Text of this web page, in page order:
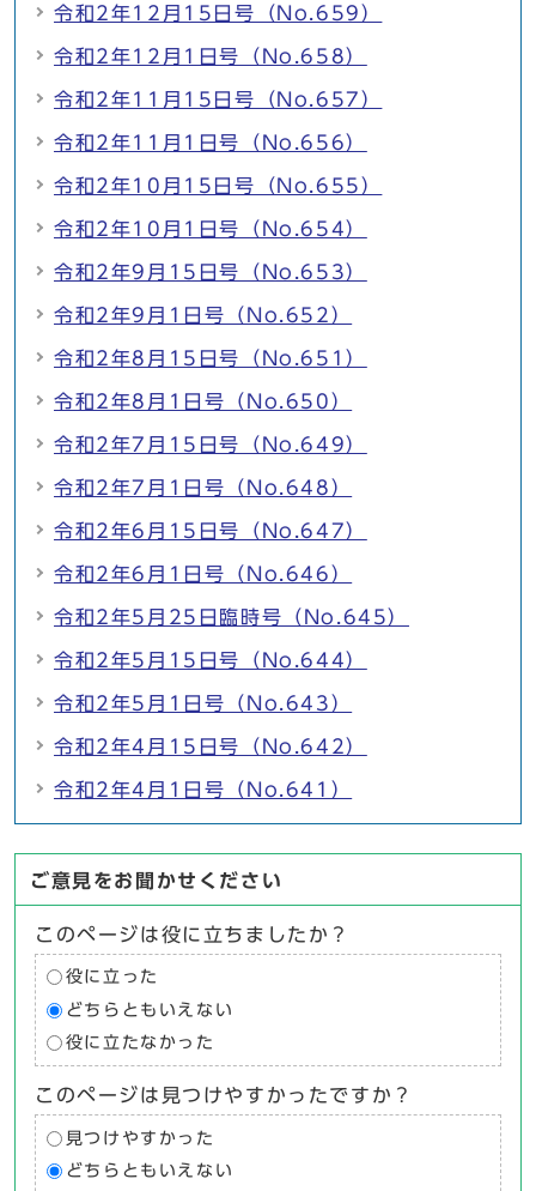
令和2年12月15日号（No.659）
令和2年12月1日号（No.658）
令和2年11月15日号（No.657）
令和2年11月1日号（No.656）
令和2年10月15日号（No.655）
令和2年10月1日号（No.654）
令和2年9月15日号（No.653）
令和2年9月1日号（No.652）
令和2年8月15日号（No.651）
令和2年8月1日号（No.650）
令和2年7月15日号（No.649）
令和2年7月1日号（No.648）
令和2年6月15日号（No.647）
令和2年6月1日号（No.646）
令和2年5月25日臨時号（No.645）
令和2年5月15日号（No.644）
令和2年5月1日号（No.643）
令和2年4月15日号（No.642）
令和2年4月1日号（No.641）
ご意見をお聞かせください
このページは役に立ちましたか？
役に立った
どちらともいえない
役に立たなかった
このページは見つけやすかったですか？
見つけやすかった
どちらともいえない